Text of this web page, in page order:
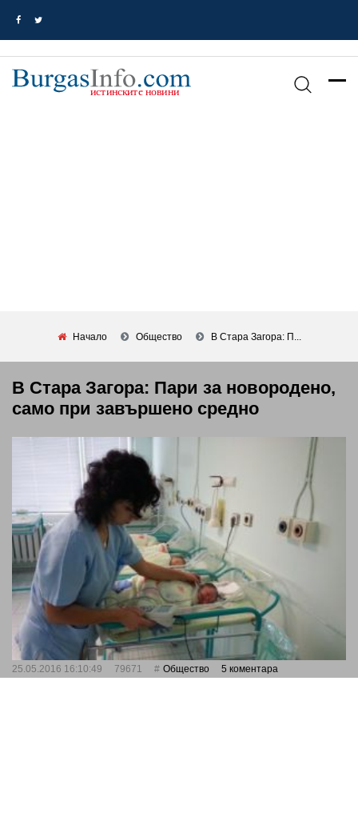
Начало Общество В Стара Загора: П...
В Стара Загора: Пари за новородено,
само при завършено средно
25.05.2016 16:10:49 79671 Общество 5 коментара